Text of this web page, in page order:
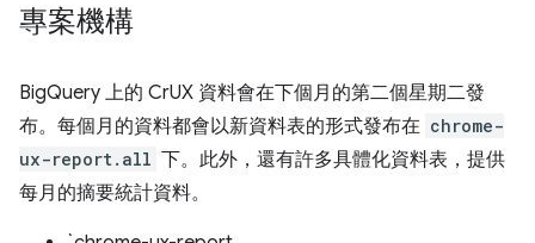
專案機構
BigQuery 上的 CrUX 資料會在下個月的第二個星期二發
布。每個月的資料都會以新資料表的形式發布在 chrome-
ux-report.all 下。此外，還有許多具體化資料表，提供
每月的摘要統計資料。